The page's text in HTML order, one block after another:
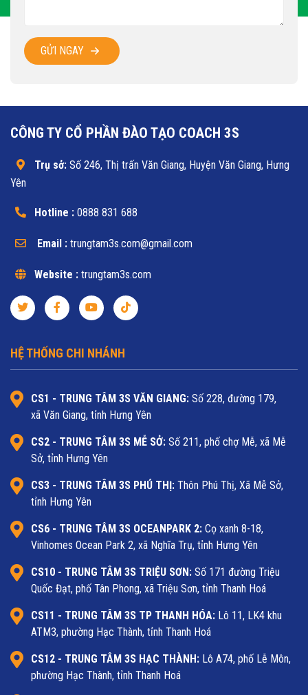
GỬI NGAY
CÔNG TY CỔ PHẦN ĐÀO TẠO COACH 3S
Trụ sở: Số 246, Thị trấn Văn Giang, Huyện Văn Giang, Hưng
Yên
Hotline : 0888 831 688
Email : trungtam3s.com@gmail.com
Website : trungtam3s.com
HỆ THỐNG CHI NHÁNH
CS1 - TRUNG TÂM 3S VĂN GIANG: Số 228, đường 179,
xã Văn Giang, tỉnh Hưng Yên
CS2 - TRUNG TÂM 3S MỄ SỞ: Số 211, phố chợ Mễ, xã Mễ
Sở, tỉnh Hưng Yên
CS3 - TRUNG TÂM 3S PHÚ THỊ: Thôn Phú Thị, Xã Mễ Sở,
tỉnh Hưng Yên
CS6 - TRUNG TÂM 3S OCEANPARK 2: Cọ xanh 8-18,
Vinhomes Ocean Park 2, xã Nghĩa Trụ, tỉnh Hưng Yên
CS10 - TRUNG TÂM 3S TRIỆU SƠN: Số 171 đường Triệu
Quốc Đạt, phố Tân Phong, xã Triệu Sơn, tỉnh Thanh Hoá
CS11 - TRUNG TÂM 3S TP THANH HÓA: Lô 11, LK4 khu
ATM3, phường Hạc Thành, tỉnh Thanh Hoá
CS12 - TRUNG TÂM 3S HẠC THÀNH: Lô A74, phố Lễ Môn,
phường Hạc Thành, tỉnh Thanh Hoá